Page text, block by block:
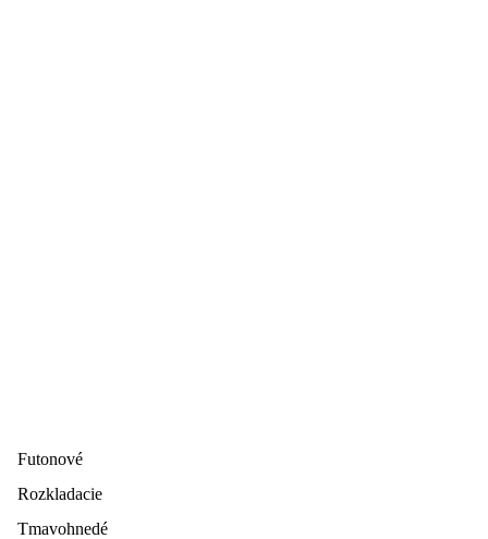
Futonové
Rozkladacie
Tmavohnedé